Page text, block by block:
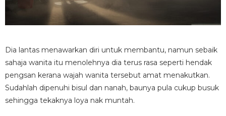
Dia lantas menawarkan diri untuk membantu, namun sebaik
sahaja wanita itu menolehnya dia terus rasa seperti hendak
pengsan kerana wajah wanita tersebut amat menakutkan.
Sudahlah dipenuhi bisul dan nanah, baunya pula cukup busuk
sehingga tekaknya loya nak muntah.